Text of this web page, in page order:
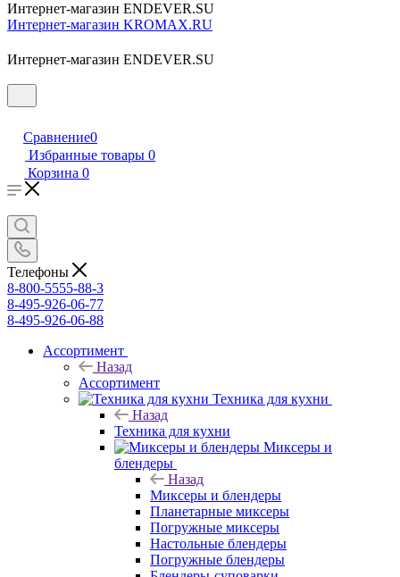
Интернет-магазин ENDEVER.SU
Интернет-магазин KROMAX.RU
Интернет-магазин ENDEVER.SU
Сравнение0
Избранные товары 0
Корзина 0
Телефоны
8-800-5555-88-3
8-495-926-06-77
8-495-926-06-88
Ассортимент
Назад
Ассортимент
Техника для кухни
Назад
Техника для кухни
Миксеры и
блендеры
Назад
Миксеры и блендеры
Планетарные миксеры
Погружные миксеры
Настольные блендеры
Погружные блендеры